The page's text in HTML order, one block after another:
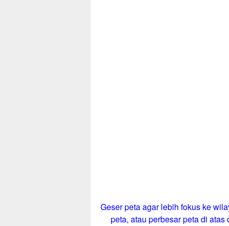
Geser peta agar lebih fokus ke
peta, atau perbesar peta di atas